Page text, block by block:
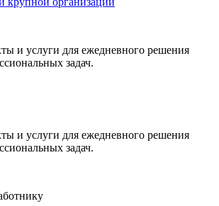
и услуги для ежедневного решения
задач.
и услуги для ежедневного решения
задач.